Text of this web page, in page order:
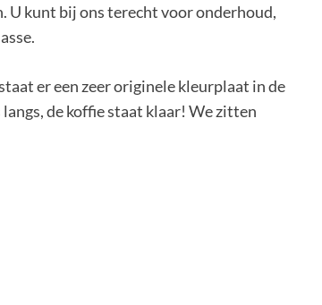
U kunt bij ons terecht voor onderhoud,
er een zeer originele kleurplaat in de
de koffie staat klaar! We zitten